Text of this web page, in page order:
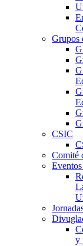
Grupos
CSIC
Comité
y